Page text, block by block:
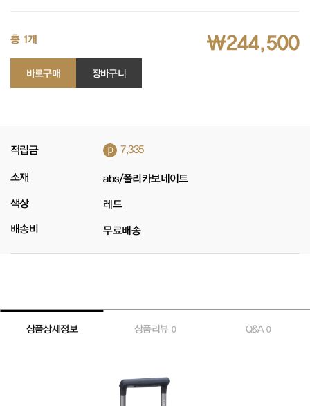
총 1개 ₩244,500
바로구매 장바구니
적립금 p 7,335
소재 abs/폴리카보네이트
색상 레드
배송비 무료배송
상품상세정보 상품리뷰 0 Q&A0